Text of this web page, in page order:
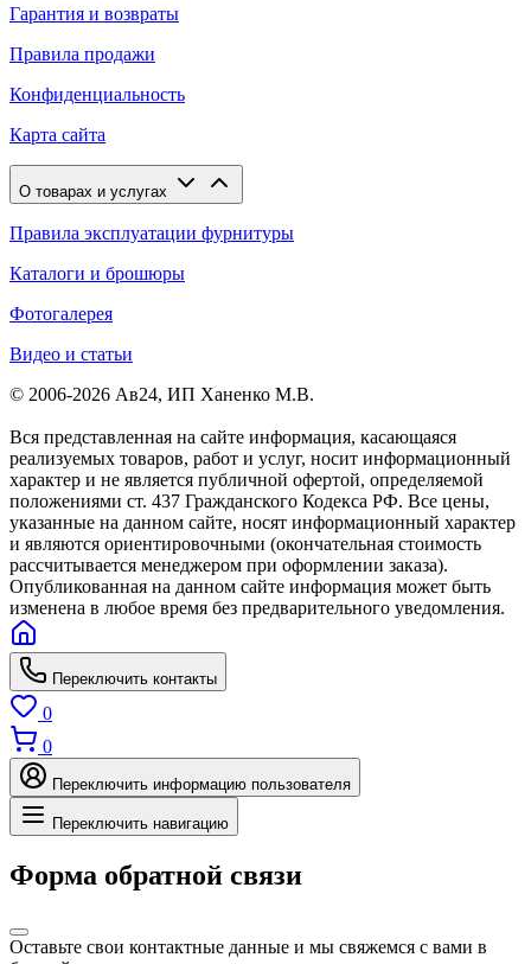
Гарантия и возвраты
Правила продажи
Конфиденциальность
Карта сайта
О товарах и услугах
Правила эксплуатации фурнитуры
Каталоги и брошюры
Фотогалерея
Видео и статьи
© 2006-2026 Ав24, ИП Ханенко М.В.
Вся представленная на сайте информация, касающаяся
реализуемых товаров, работ и услуг, носит информационный
характер и не является публичной офертой, определяемой
положениями ст. 437 Гражданского Кодекса РФ. Все цены,
указанные на данном сайте, носят информационный характер
и являются ориентировочными (окончательная стоимость
рассчитывается менеджером при оформлении заказа).
Опубликованная на данном сайте информация может быть
изменена в любое время без предварительного уведомления.
Переключить контакты
0
0
Переключить информацию пользователя
Переключить навигацию
Форма обратной связи
Оставьте свои контактные данные и мы свяжемся с вами в